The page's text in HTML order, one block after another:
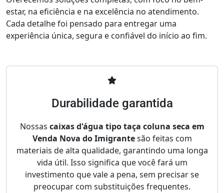
estar, na eficiência e na excelência no atendimento.
Cada detalhe foi pensado para entregar uma
experiência única, segura e confiável do início ao fim.
Durabilidade garantida
Nossas caixas d'água tipo taça coluna seca em
Venda Nova do Imigrantesão feitas com
materiais de alta qualidade, garantindo uma longa
vida útil. Isso significa que você fará um
investimento que vale a pena, sem precisar se
preocupar com substituições frequentes.